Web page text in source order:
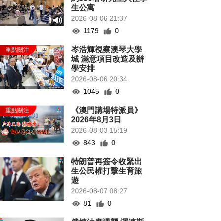
生公寓
2026-08-06 21:37
1179
0
岑浩輝視察澳琴大學
城 滿意項目改造及辦
學安排
2026-08-06 20:34
1045
0
《澳門講場特派員》
2026年8月3日
2026-08-03 15:19
843
0
特朗普再簽令收緊出
生公民權打擊生育旅
遊
2026-08-07 08:27
81
0